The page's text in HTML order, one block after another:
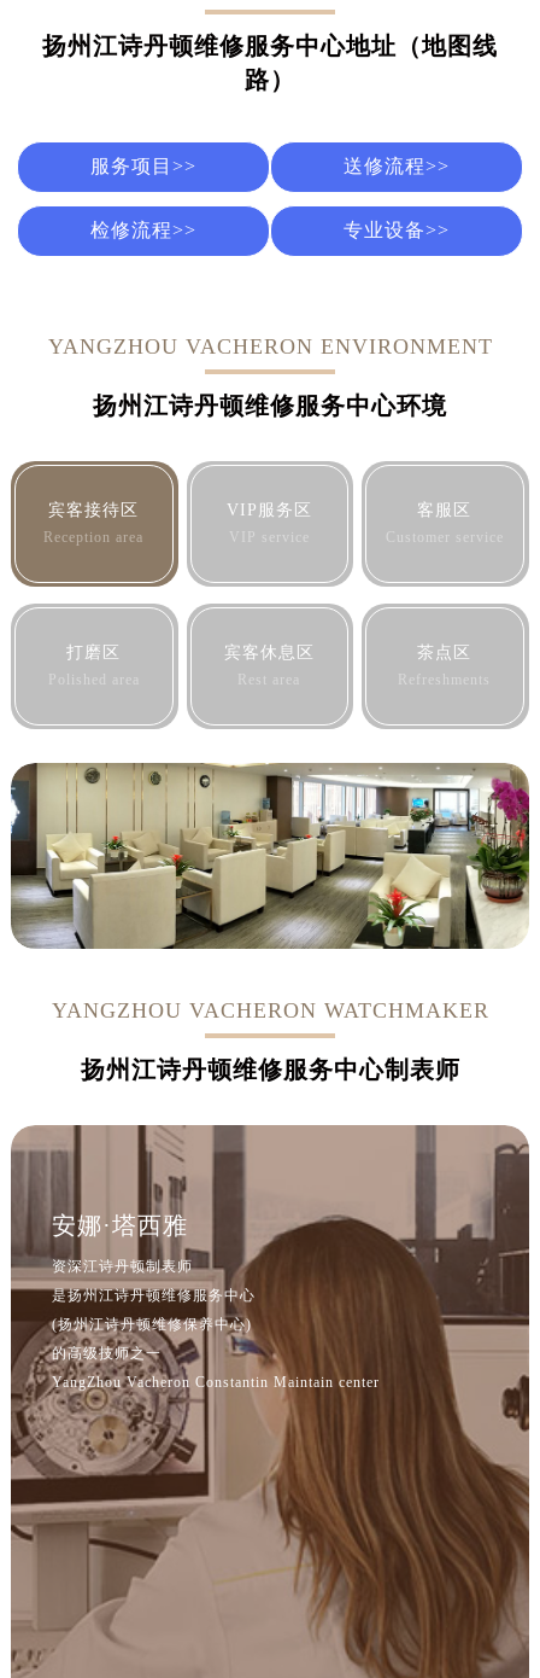
扬州江诗丹顿维修服务中心地址（地图线
路）
服务项目>> 送修流程>>
检修流程>> 专业设备>>
YANGZHOU VACHERON ENVIRONMENT
扬州江诗丹顿维修服务中心环境
宾客接待区
Reception area
VIP服务区
VIP service
客服区
Customer service
打磨区
Polished area
宾客休息区
Rest area
茶点区
Refreshments
YANGZHOU VACHERON WATCHMAKER
扬州江诗丹顿维修服务中心制表师
安娜·塔西雅
资深江诗丹顿制表师
是扬州江诗丹顿维修服务中心
(扬州江诗丹顿维修保养中心)
的高级技师之一
YangZhou Vacheron Constantin Maintain center